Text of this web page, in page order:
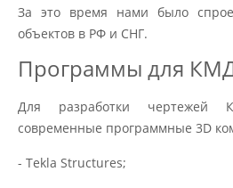
За это время нами было
объектов в РФ и СНГ.
Программы для
Для разработки чертежей
современные программные 3D
- Tekla Structures;